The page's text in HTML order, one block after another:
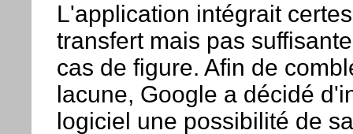
L'application intégrait
transfert mais pas
cas de figure. Afin de
lacune, Google a décidé
logiciel une possibilité de